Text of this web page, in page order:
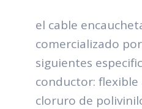
el cable
comercializado
siguientes
conductor:
cloruro de